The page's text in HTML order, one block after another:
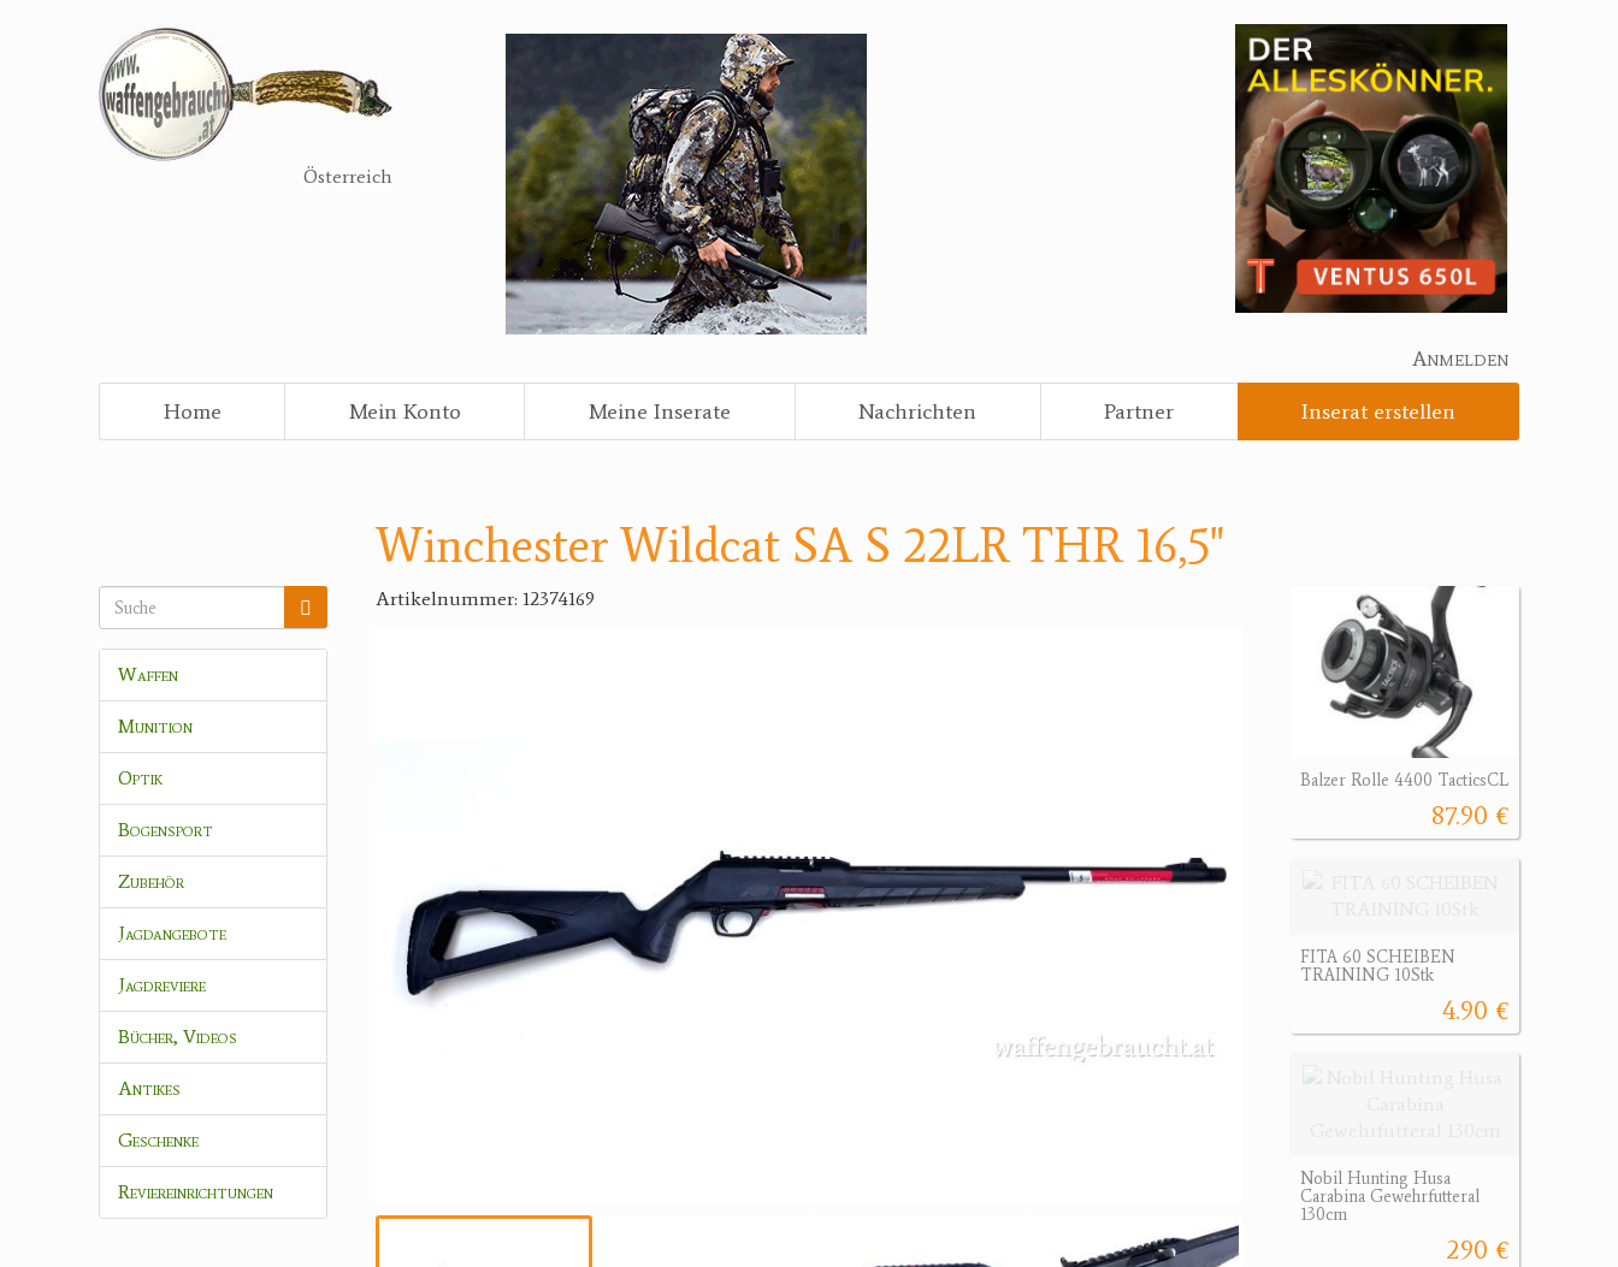
Österreich
Anmelden
Home
Mein Konto Meine Inserate Nachrichten Partner Inserat erstellen
Waffen
Munition
Optik
Bogensport
Zubehör
Jagdangebote
Jagdreviere
Bücher, Videos
Antikes
Geschenke
Reviereinrichtungen
Winchester Wildcat SA S 22LR THR 16,5"
Artikelnummer: 12374169
Balzer Rolle 4400 TacticsCL
87.90 €
FITA 60 SCHEIBEN
TRAINING 10Stk
4.90 €
Nobil Hunting Husa
Carabina Gewehrfutteral
130cm
290 €